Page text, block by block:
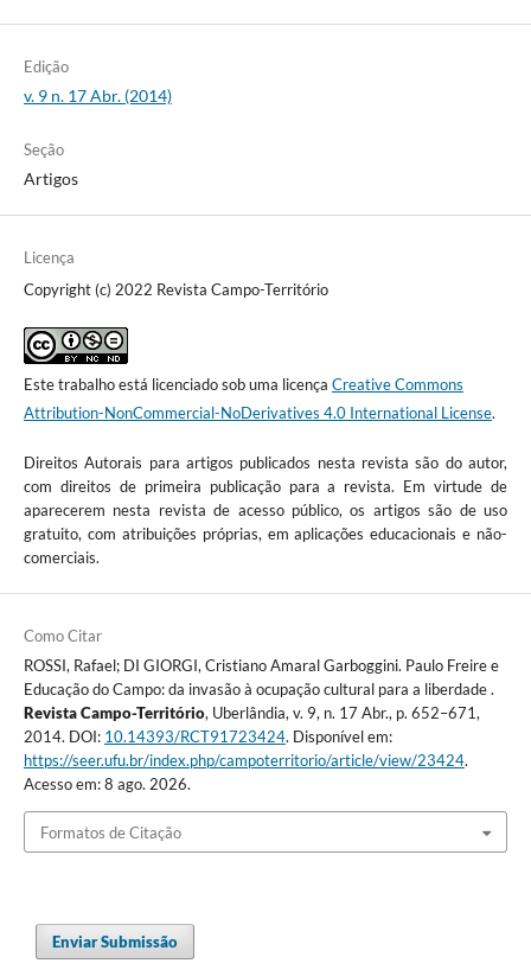
Edição
v. 9 n. 17 Abr. (2014)
Seção
Artigos
Licença
Copyright (c) 2022 Revista Campo-Território
Este trabalho está licenciado sob uma licença Creative Commons
Attribution-NonCommercial-NoDerivatives 4.0 International License.
Direitos Autorais para artigos publicados nesta revista são do autor,
com direitos de primeira publicação para a revista. Em virtude de
aparecerem nesta revista de acesso público, os artigos são de uso
gratuito, com atribuições próprias, em aplicações educacionais e não-
comerciais.
Como Citar
ROSSI, Rafael; DI GIORGI, Cristiano Amaral Garboggini. Paulo Freire e
Educação do Campo: da invasão à ocupação cultural para a liberdade .
Revista Campo-Território, Uberlândia, v. 9, n. 17 Abr., p. 652–671,
2014. DOI: 10.14393/RCT91723424. Disponível em:
https://seer.ufu.br/index.php/campoterritorio/article/view/23424.
Acesso em: 8 ago. 2026.
Formatos de Citação
Enviar Submissão